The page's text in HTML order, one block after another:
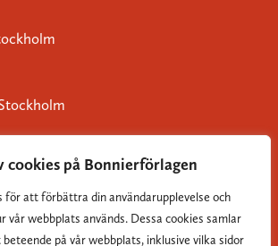
cookies på Bonnierförlagen
för att förbättra din användarupplevelse och
vår webbplats används. Dessa cookies samlar
på vår webbplats, inklusive vilka sidor
Om Bonnierförlagen
Cookies